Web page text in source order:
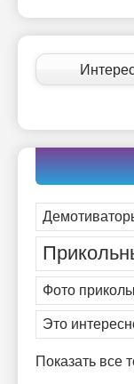
Фото приколы
Это
Показать все